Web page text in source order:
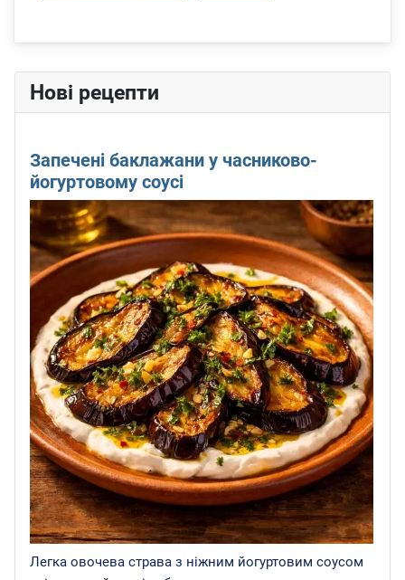
Нові рецепти
Запечені баклажани у часниково-
йогуртовому соусі
Легка овочева страва з ніжним йогуртовим соусом